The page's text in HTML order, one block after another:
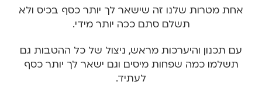
אחת מטרות שלנו זה שישאר לך יותר כסף בכיס ולא
תשלם סתם ככה יותר מידי.
עם תכנון והיערכות מראש, ניצול של כל ההטבות גם
תשלמו כמה שפחות מיסים וגם ישאר לך יותר כסף
לעתיד.